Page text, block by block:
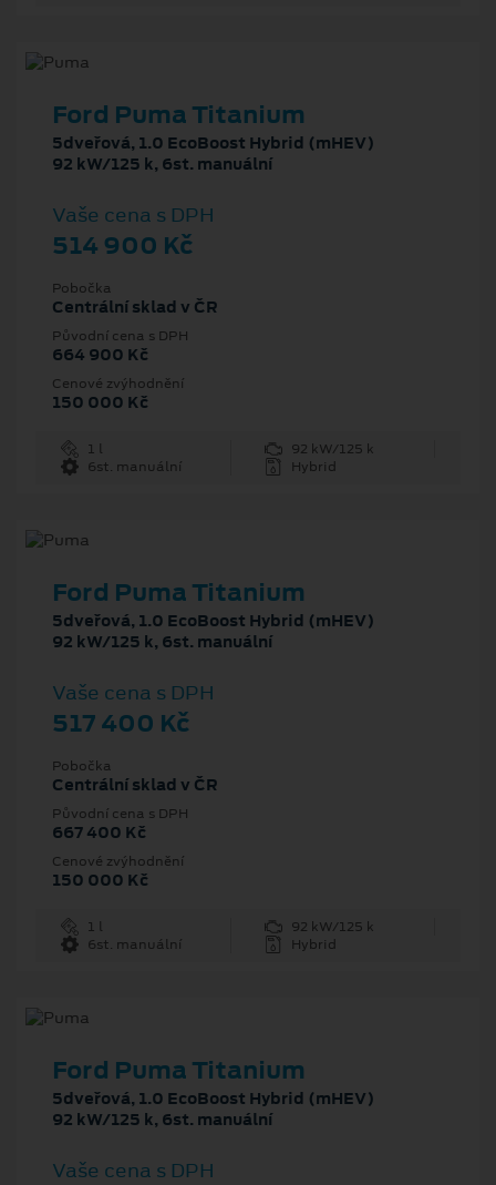
Ford Puma Titanium
5dveřová, 1.0 EcoBoost Hybrid (mHEV)
92 kW/125 k, 6st. manuální
Vaše cena s DPH
514 900 Kč
Pobočka
Centrální sklad v ČR
Původní cena s DPH
664 900 Kč
Cenové zvýhodnění
150 000 Kč
1 l
92 kW/125 k
6st. manuální
Hybrid
Ford Puma Titanium
5dveřová, 1.0 EcoBoost Hybrid (mHEV)
92 kW/125 k, 6st. manuální
Vaše cena s DPH
517 400 Kč
Pobočka
Centrální sklad v ČR
Původní cena s DPH
667 400 Kč
Cenové zvýhodnění
150 000 Kč
1 l
92 kW/125 k
6st. manuální
Hybrid
Ford Puma Titanium
5dveřová, 1.0 EcoBoost Hybrid (mHEV)
92 kW/125 k, 6st. manuální
Vaše cena s DPH